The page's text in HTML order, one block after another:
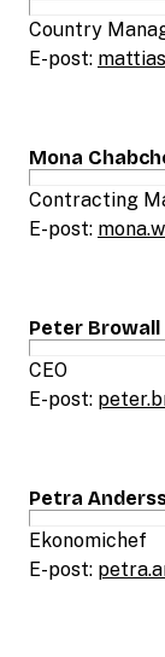
Country
E-post:
Mona
Contracting
E-post:
Peter Browall
CEO
E-post:
Petra
Ekonomichef
E-post: